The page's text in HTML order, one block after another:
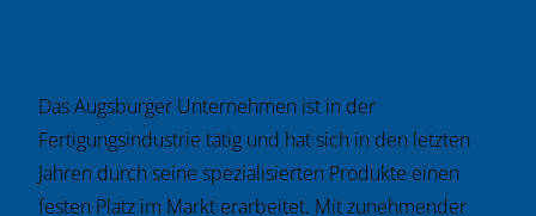
Das Augsburger Unternehmen ist in der
Fertigungsindustrie tätig und hat sich in den letzten
Jahren durch seine spezialisierten Produkte einen
festen Platz im Markt erarbeitet. Mit zunehmender